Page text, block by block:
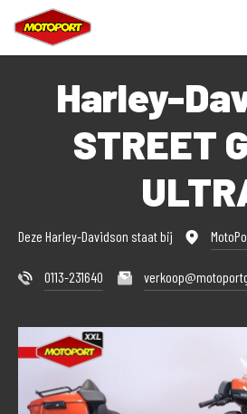
Harley-
STREET
Deze Harley-Davidson staat bij
0113-231640